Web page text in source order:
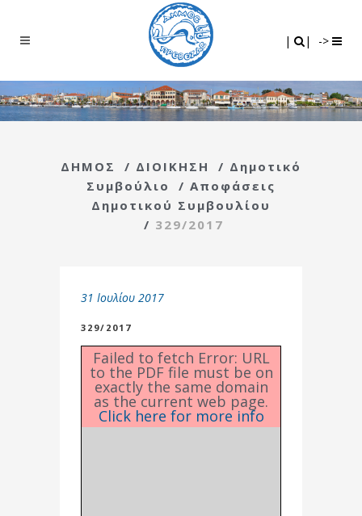
| | ->
ΔΗΜΟΣ / ΔΙΟΙΚΗΣΗ / Δημοτικό
Συμβούλιο
/ Αποφάσεις
Δημοτικού Συμβουλίου
/ 329/2017
31 Ιουλίου 2017
329/2017
Failed to fetch Error: URL
to the PDF file must be on
exactly the same domain
as the current web page.
Click here for more info